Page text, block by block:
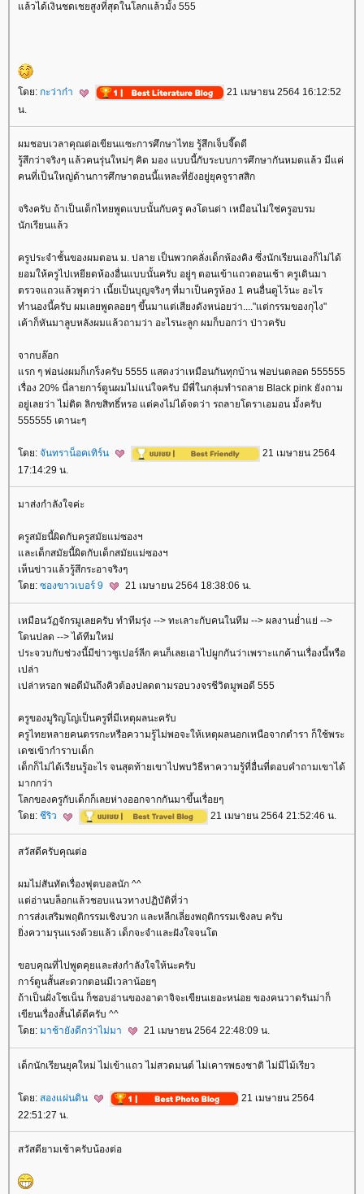
ล้วได้เงินชดเชยสูงที่สุดในโลกแล้วมั้ง 555
ดย: กะว่าก๋า
21 เมษายน 2564 16:12:52
น.
ผมชอบเวลาคุณต่อเขียนแซะการศึกษาไทย รู้สึกเจ็บจี๊ดดี
รู้สึกว่าจริงๆ แล้วคนรุ่นใหม่ๆ คิด มอง แบบนี้กับระบบการศึกษากันหมดแล้ว มีแค่
คนที่เป็นใหญ่ด้านการศึกษาตอนนี้แหละที่ยังอยู่ยุคจูราสสิก
จริงครับ ถ้าเป็นเด็กไทยพูดแบบนั้นกับครู คงโดนด่า เหมือนไม่ใช่ครูอบรม
นักเรียนแล้ว
ครูประจำชั้นของผมตอน ม. ปลาย เป็นพวกคลั่งเด็กห้องคิง ซึ่งนักเรียนเองก็ไม่ได้
อมให้ครูไปเหยียดห้องอื่นแบบนั้นครับ อยู่ๆ ตอนเข้าแถวตอนเช้า ครูเดินมา
ตรวจแถวแล้วพูดว่า เนี้ยเป็นบุญจริงๆ ที่มาเป็นครูห้อง 1 คนอื่นดูไว้นะ อะไร
ทำนองนี้ครับ ผมเลยพูดลอยๆ ขึ้นมาแต่เสียงดังหน่อยว่า...."แต่กรรมของกุไง"
เค้าก็หันมาลูบหลังผมแล้วถามว่า อะไรนะลูก ผมก็บอกว่า ป่าวครับ
จากบล๊อก
รก ๆ พ่อน่งผมก็เกร็งครับ 5555 แสดงว่าเหมือนกันทุกบ้าน พ่อบ่นตลอด 555555
เรื่อง 20% นี่ลายการ์ตูนผมไม่แน่ใจครับ มีพี่ในกลุ่มทำรถลาย Black pink ยังถาม
อยู่เลยว่า ไม่ติด ลิกขสิทธิ์หรอ แต่คงไม่ได้จดว่า รถลายโดราเอมอน มั้งครับ
555555 เดานะๆ
ดย: จันทราน็อคเทิร์น
21 เมษายน 2564
17:14:29 น.
มาส่งกำลังใจค่ะ
ครูสมัยนี้ผิดกับครูสมัยแม่ซองฯ
ละเด็กสมัยนี้ผิดกับเด็กสมัยแม่ซองฯ
เห็นข่าวแล้วรู้สึกระอาจริงๆ
ดย: ซองขาวเบอร์ 9 21 เมษายน 2564 18:38:06 น.
เหมือนวัฏจักรมูเลยครับ ทำทีมรุ่ง --> ทะเลาะกับคนในทีม --> ผลงานย่ำแย่ -->
ดนปลด --> ได้ทีมใหม่
ประจวบกับช่วงนี้มีข่าวซูเปอร์ลีก คนก็เลยเอาไปผูกกันว่าเพราะแกค้านเรื่องนี้หรือ
เปล่า
เปล่าหรอก พอดีมันถึงคิวต้องปลดตามรอบวงจรชีวิตมูพอดี 555
ครูของมูริญโญ่เป็นครูที่มีเหตุผลนะครับ
ครูไทยหลายคนตรรกะหรือความรู้ไม่พอจะให้เหตุผลนอกเหนือจากตำรา ก็ใช้พระ
เดชเข้ากำราบเด็ก
เด็กก็ไม่ได้เรียนรู้อะไร จนสุดท้ายเขาไปพบวิธีหาความรู้ที่อื่นที่ตอบคำถามเขาได้
มากกว่า
ลกของครูกับเด็กก็เลยห่างออกจากกันมาขึ้นเรื่อยๆ
ดย: ชีริว 21 เมษายน 2564 21:52:46 น.
สวัสดีครับคุณต่อ
ผมไม่สันทัดเรื่องฟุตบอลนัก ^^
ต่อ่านบล็อกแล้วชอบแนวทางปฏิบัติที่ว่า
การส่งเสริมพฤติกรรมเชิงบวก และหลีกเลี่ยงพฤติกรรมเชิงลบ ครับ
ิ่งความรุนแรงด้วยแล้ว เด็กจะจำและฝังใจจนโต
ขอบคุณที่ไปพูดคุยและส่งกำลังใจให้นะครับ
การ์ตูนสั้นสะดวกตอนมีเวลาน้อยๆ
ถ้าเป็นฝั่งโชเน็น ก็ชอบอ่านของอาดาจิจะเขียนเยอะหน่อย ของคนวาดรันม่าก็
เขียนเรื่องสั้นได้ดีครับ ^^
ดย: มาช้ายังดีกว่าไม่มา 21 เมษายน 2564 22:48:09 น.
เด็กนักเรียนยุคใหม่ ไม่เข้าแถว ไม่สวดมนต์ ไม่เคารพธงชาติ ไม่มีไม้เรียว
ดย: สองแผ่นดิน
21 เมษายน 2564
22:51:27 น.
สวัสดียามเช้าครับน้องต่อ